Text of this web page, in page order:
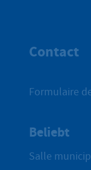
Contact
Formulaire
Beliebt
Salle